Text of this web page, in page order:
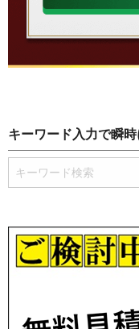
キーワード入力で瞬